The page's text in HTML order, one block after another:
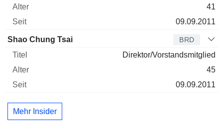
41
09.09.2011
Shao Chung Tsai BRD
Direktor/Vorstandsmitglied
45
09.09.2011
Mehr Insider